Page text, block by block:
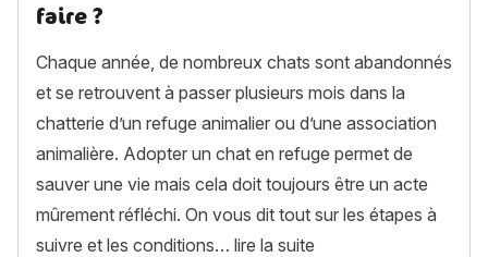
faire ?
Chaque année, de nombreux chats sont abandonnés
et se retrouvent à passer plusieurs mois dans la
chatterie d’un refuge animalier ou d’une association
animalière. Adopter un chat en refuge permet de
sauver une vie mais cela doit toujours être un acte
mûrement réfléchi. On vous dit tout sur les étapes à
suivre et les conditions… lire la suite